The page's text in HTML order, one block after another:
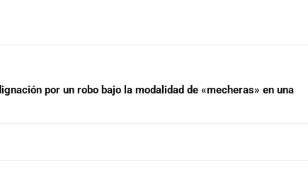
por un robo bajo la modalidad de «mecheras» en una